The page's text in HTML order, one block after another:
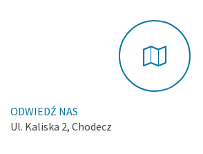
ODWIEDŹ NAS
Ul. Kaliska 2, Chodecz